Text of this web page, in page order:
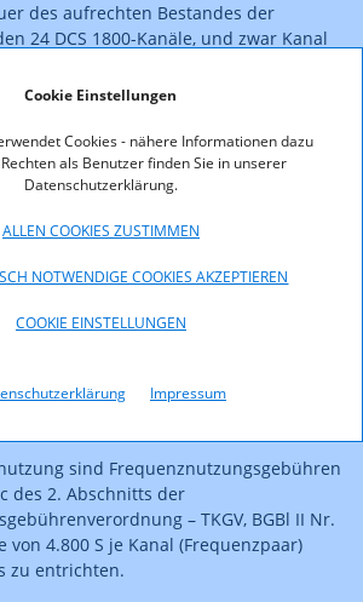
Cookie Einstellungen
Cookies - nähere Informationen dazu
als Benutzer finden Sie in unserer
Datenschutzerklärung.
ALLEN COOKIES ZUSTIMMEN
NOTWENDIGE COOKIES AKZEPTIEREN
COOKIE EINSTELLUNGEN
Impressum
des aufrechten Bestandes der
24 DCS 1800-Kanäle, und zwar Kanal
1837,4 MHz) und 738-743
für die Kanäle 619-630, 668-
sich aus Punkt 5.2 der in Anlage 1
sowie für die Kanäle 668-673 und
5.1 der CEPT-Empfehlung T/R 22-07
genutzt werden, die räumlich im
sind Frequenznutzungsgebühren
des 2. Abschnitts der
– TKGV, BGBl II Nr.
von 4.800 S je Kanal (Frequenzpaar)
zu entrichten.